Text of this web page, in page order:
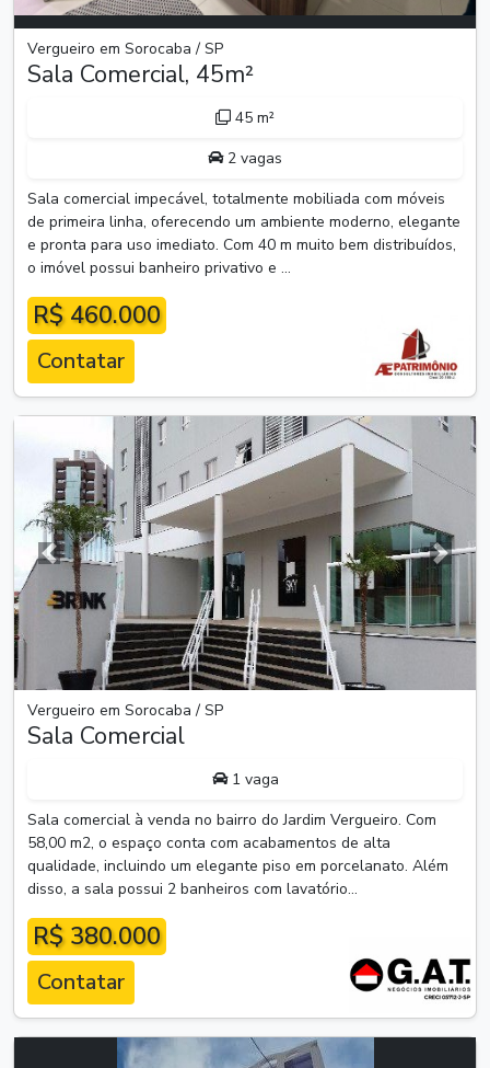
Vergueiro em Sorocaba / SP
Sala Comercial, 45m²
45 m²
2 vagas
Sala comercial impecável, totalmente mobiliada com móveis
de primeira linha, oferecendo um ambiente moderno, elegante
e pronta para uso imediato. Com 40 m muito bem distribuídos,
o imóvel possui banheiro privativo e ...
R$ 460.000
Contatar
Anterior
Vergueiro em Sorocaba / SP
Sala Comercial
1 vaga
Sala comercial à venda no bairro do Jardim Vergueiro. Com
58,00 m2, o espaço conta com acabamentos de alta
qualidade, incluindo um elegante piso em porcelanato. Além
disso, a sala possui 2 banheiros com lavatório...
R$ 380.000
Contatar